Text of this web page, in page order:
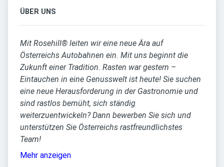
ÜBER UNS
Mit Rosehill® leiten wir eine neue Ära auf
Österreichs Autobahnen ein. Mit uns beginnt die
Zukunft einer Tradition. Rasten war gestern –
Eintauchen in eine Genusswelt ist heute! Sie suchen
eine neue Herausforderung in der Gastronomie und
sind rastlos bemüht, sich ständig
weiterzuentwickeln? Dann bewerben Sie sich und
unterstützen Sie Österreichs rastfreundlichstes
Team!
Mehr anzeigen